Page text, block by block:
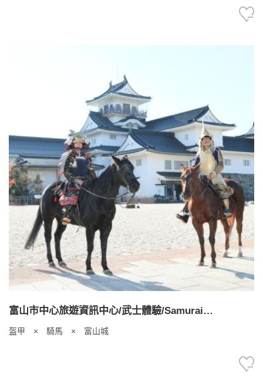
富山市中心旅遊資訊中心/武士體驗/Samurai
Experience
盔甲 × 騎馬 × 富山城